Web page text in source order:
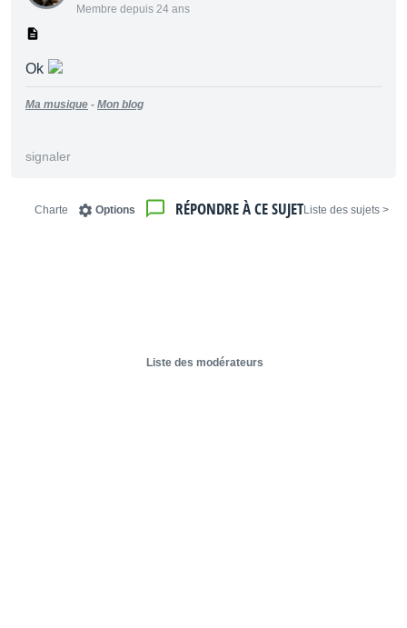
Membre depuis 24 ans
Ok
Ma musique - Mon blog
signaler
< Liste des sujets
RÉPONDRE À CE SUJET
Options
Charte
Liste des modérateurs